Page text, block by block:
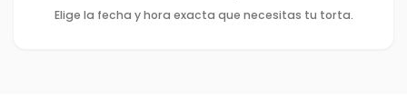
Elige la fecha y hora exacta que necesitas tu torta.